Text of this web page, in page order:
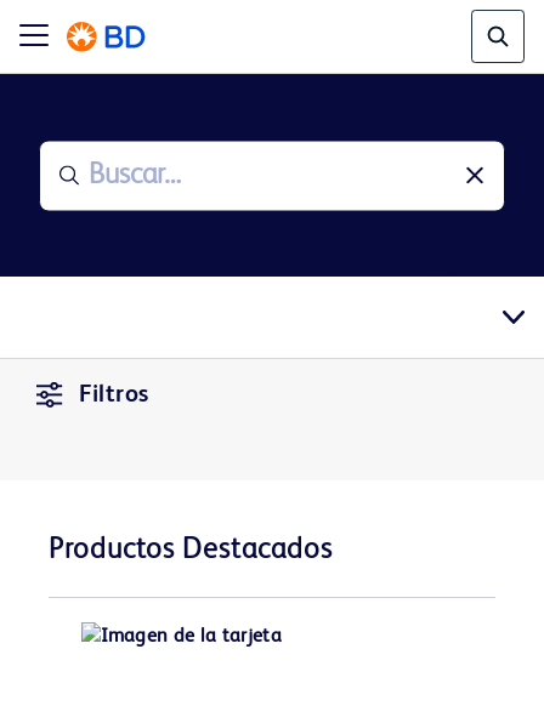
Filtros
Productos Destacados